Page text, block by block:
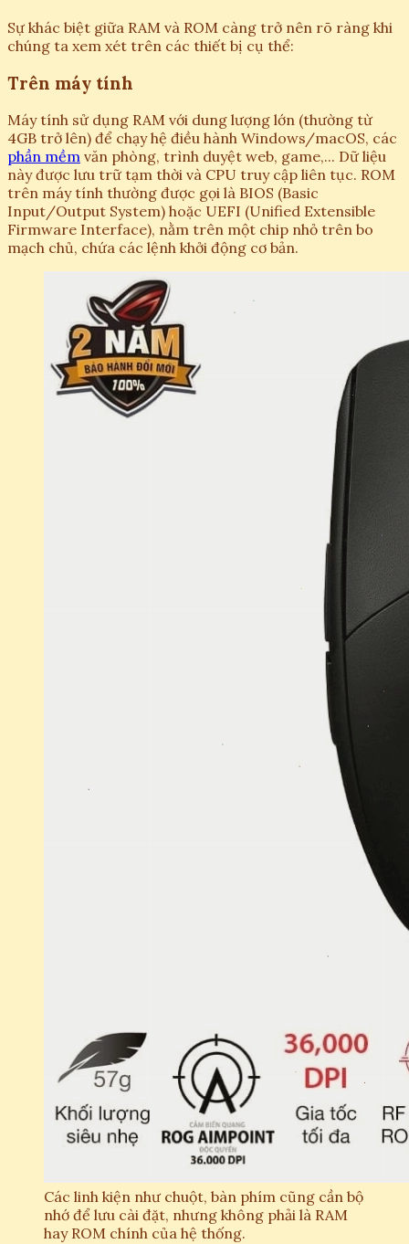
Sự khác biệt giữa RAM và ROM càng trở nên rõ ràng khi
chúng ta xem xét trên các thiết bị cụ thể:
Trên máy tính
Máy tính sử dụng RAM với dung lượng lớn (thường từ
4GB trở lên) để chạy hệ điều hành Windows/macOS, các
phần mềm văn phòng, trình duyệt web, game,... Dữ liệu
này được lưu trữ tạm thời và CPU truy cập liên tục. ROM
trên máy tính thường được gọi là BIOS (Basic
Input/Output System) hoặc UEFI (Unified Extensible
Firmware Interface), nằm trên một chip nhỏ trên bo
mạch chủ, chứa các lệnh khởi động cơ bản.
Các linh kiện như chuột, bàn phím cũng cần bộ
nhớ để lưu cài đặt, nhưng không phải là RAM
hay ROM chính của hệ thống.